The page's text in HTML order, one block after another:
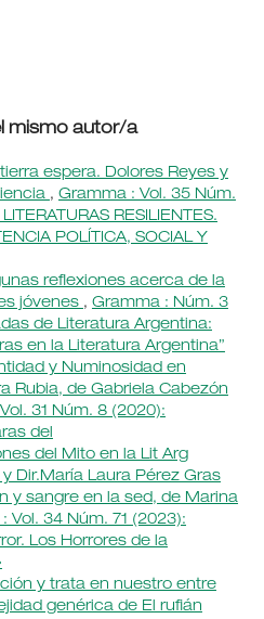
mismo autor/a
tierra espera. Dolores Reyes y
, Gramma : Vol. 35 Núm.
RESILIENTES.
POLÍTICA, SOCIAL Y
reflexiones acerca de la
jóvenes , Gramma : Núm. 3
de Literatura Argentina:
en la Literatura Argentina”
y Numinosidad en
Rubia, de Gabriela Cabezón
31 Núm. 8 (2020):
del
del Mito en la Lit Arg
Dir.María Laura Pérez Gras
y sangre en la sed, de Marina
Vol. 34 Núm. 71 (2023):
Los Horrores de la
y trata en nuestro entre
genérica de El rufián